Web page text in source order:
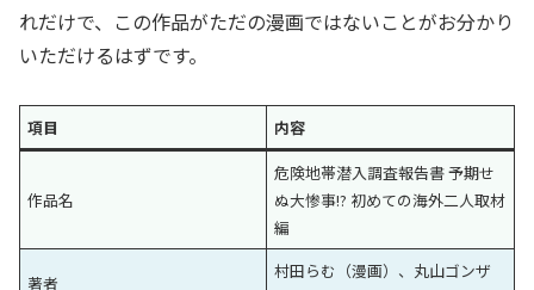
れだけで、この作品がただの漫画ではないことがお分かり
いただけるはずです。
項目 内容
作品名
危険地帯潜入調査報告書 予期せ
ぬ大惨事!? 初めての海外二人取材
編
著者
村田らむ（漫画）、丸山ゴンザ